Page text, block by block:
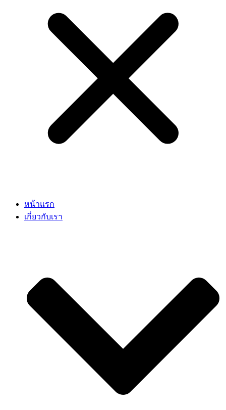
หน้าแรก
เกี่ยวกับเรา